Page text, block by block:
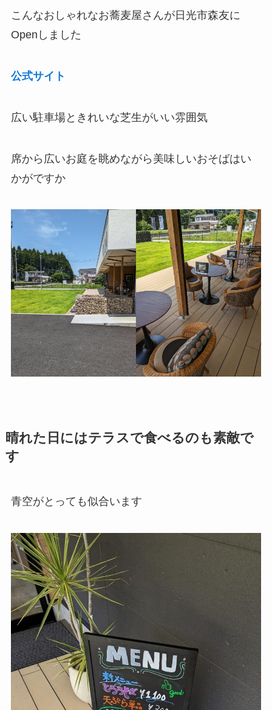
こんなおしゃれなお蕎麦屋さんが日光市森友に
Openしました
公式サイト
広い駐車場ときれいな芝生がいい雰囲気
席から広いお庭を眺めながら美味しいおそばはい
かがですか
晴れた日にはテラスで食べるのも素敵で
す
青空がとっても似合います